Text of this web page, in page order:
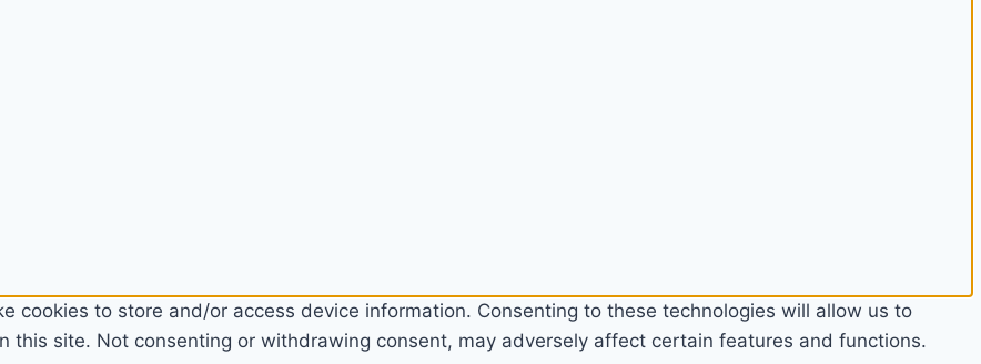
cookies to store and/or access device information. Consenting to these technologies will allow us to
this site. Not consenting or withdrawing consent, may adversely affect certain features and functions.